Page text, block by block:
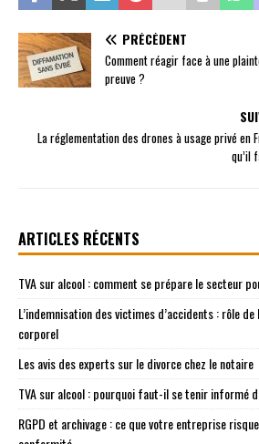
PRÉCÉDENT
Comment réagir face à une
preuve ?
La réglementation des drones à usage privé en
qu’il
ARTICLES RÉCENTS
TVA sur alcool : comment se prépare le secteur
L’indemnisation des victimes d’accidents : rôle de
corporel
Les avis des experts sur le divorce chez le notaire
TVA sur alcool : pourquoi faut-il se tenir informé
RGPD et archivage : ce que votre entreprise